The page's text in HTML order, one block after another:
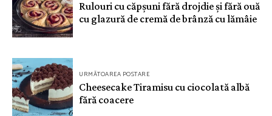
în
articole
Rulouri cu căpșuni fără drojdie și fără ouă
cu glazură de cremă de brânză cu lămâie
URMĂTOAREA POSTARE
Cheesecake Tiramisu cu ciocolată albă
fără coacere